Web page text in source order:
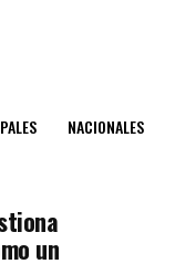
NACIONALES
un